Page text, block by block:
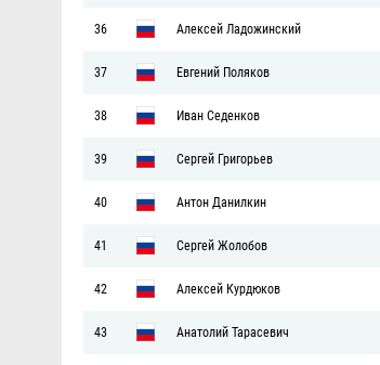
36 Алексей Ладожинский
37 Евгений Поляков
38 Иван Седенков
39 Сергей Григорьев
40 Антон Данилкин
41 Сергей Жолобов
42 Алексей Курдюков
43 Анатолий Тарасевич